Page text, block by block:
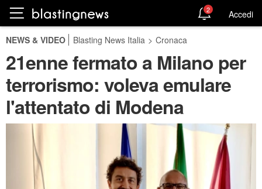
2 Accedi
NEWS & VIDEO Blasting News Italia > Cronaca
21enne fermato a Milano per
terrorismo: voleva emulare
l'attentato di Modena